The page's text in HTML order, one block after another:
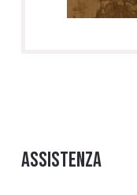
Assistenza